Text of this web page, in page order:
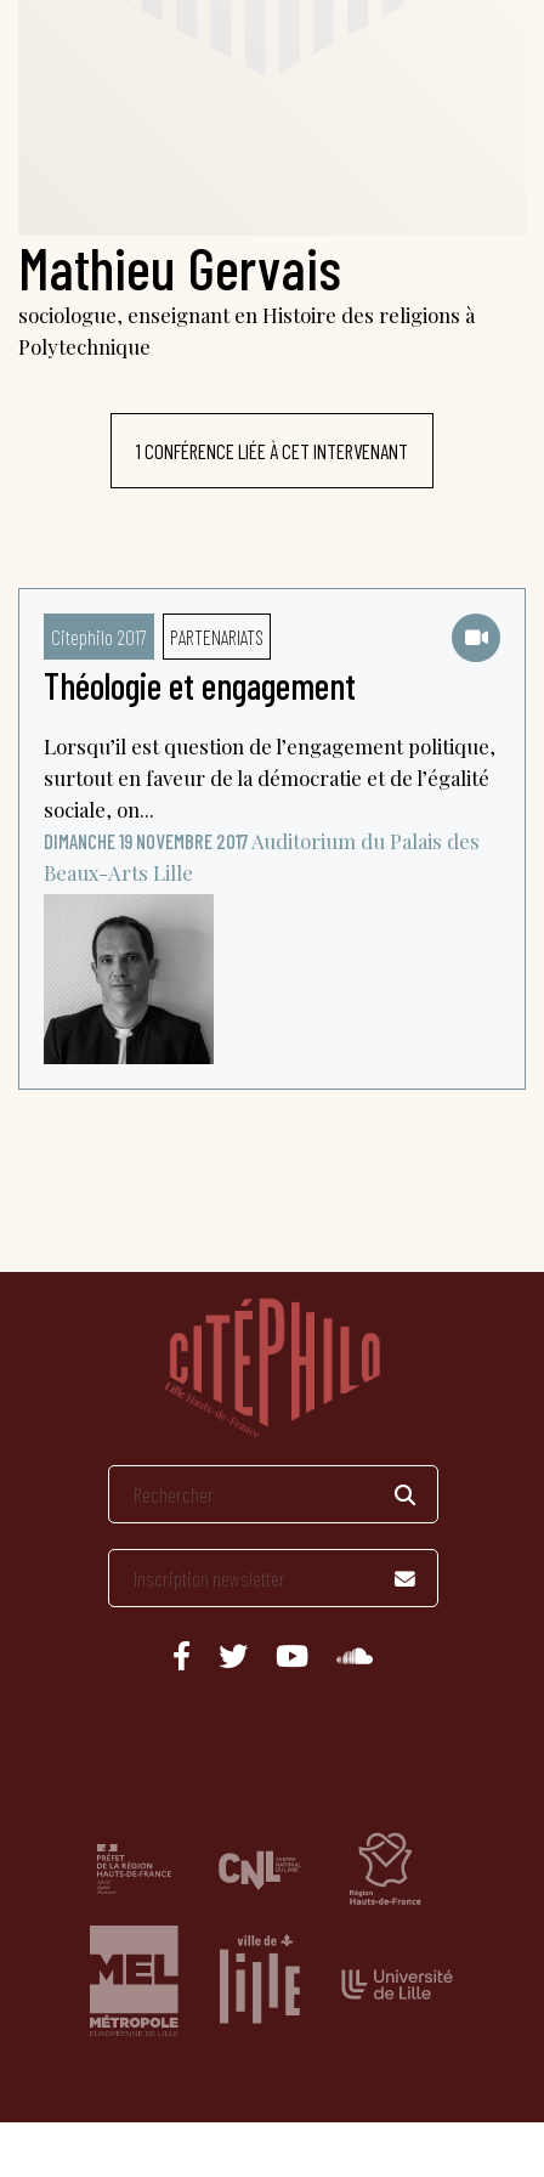
Mathieu Gervais
sociologue, enseignant en Histoire des religions à
Polytechnique
1 CONFÉRENCE LIÉE À CET INTERVENANT
Citephilo 2017 PARTENARIATS
Théologie et engagement
Lorsqu’il est question de l’engagement politique,
surtout en faveur de la démocratie et de l’égalité
sociale, on...
DIMANCHE 19 NOVEMBRE 2017 Auditorium du Palais des
Beaux-Arts Lille